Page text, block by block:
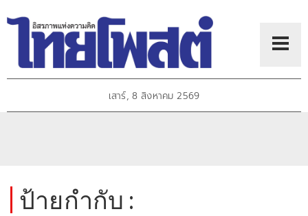
เสาร์, 8 สิงหาคม 2569
ป้ายกำกับ :